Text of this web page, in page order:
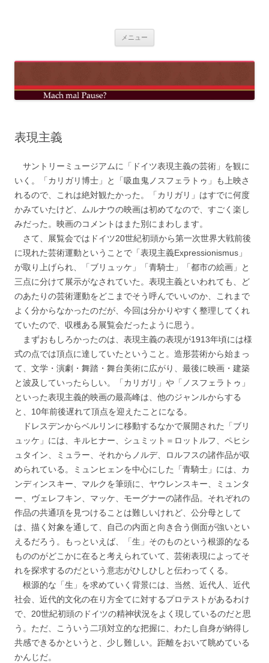
メニュー
ス
キ
ッ
表現主義
サントリーミュージアムに「ドイツ表現主義の芸術」を観に
いく。「カリガリ博士」と「吸血鬼ノスフェラトゥ」も上映さ
れるので、これは絶対観たかった。「カリガリ」はすでに何度
かみていたけど、ムルナウの映画は初めてなので、すごく楽し
みだった。映画のコメントはまた別にまわします。
さて、展覧会ではドイツ20世紀初頭から第一次世界大戦前後
に現れた芸術運動ということで「表現主義Expressionismus」
が取り上げられ、「ブリュッケ」「青騎士」「都市の絵画」と
三点に分けて展示がなされていた。表現主義といわれても、ど
のあたりの芸術運動をどこまでそう呼んでいいのか、これまで
よく分からなかったのだが、今回は分かりやすく整理してくれ
ていたので、収穫ある展覧会だったように思う。
まずおもしろかったのは、表現主義の表現が1913年頃には様
式の点では頂点に達していたということ。造形芸術から始まっ
て、文学・演劇・舞踏・舞台美術に広がり、最後に映画・建築
と波及していったらしい。「カリガリ」や「ノスフェラトゥ」
といった表現主義的映画の最高峰は、他のジャンルからする
と、10年前後遅れて頂点を迎えたことになる。
ドレスデンからベルリンに移動するなかで展開された「ブリ
ュッケ」には、キルヒナー、シュミット＝ロットルフ、ペヒシ
ュタイン、ミュラー、それからノルデ、ロルフスの諸作品が収
められている。ミュンヒェンを中心にした「青騎士」には、カ
ンディンスキー、マルクを筆頭に、ヤウレンスキー、ミュンタ
ー、ヴェレフキン、マッケ、モーグナーの諸作品。それぞれの
作品の共通項を見つけることは難しいけれど、公分母として
は、描く対象を通して、自己の内面と向き合う側面が強いとい
えるだろう。もっといえば、「生」そのものという根源的なる
もののがどこかに在ると考えられていて、芸術表現によってそ
れを探求するのだという意志がひしひしと伝わってくる。
根源的な「生」を求めていく背景には、当然、近代人、近代
社会、近代的文化の在り方全てに対するプロテストがあるわけ
で、20世紀初頭のドイツの精神状況をよく現しているのだと思
う。ただ、こういう二項対立的な把握に、わたし自身が納得し
共感できるかというと、少し難しい。距離をおいて眺めている
かんじだ。